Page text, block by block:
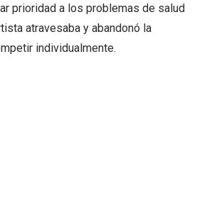
prioridad a los problemas de salud
atravesaba y abandonó la
individualmente.